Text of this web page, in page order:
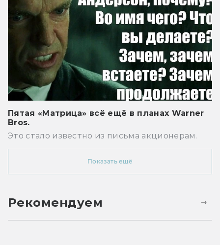
Пятая «Матрица» всё ещё в планах Warner
Bros.
Это стало известно из письма акционерам.
Показать ещё
Рекомендуем